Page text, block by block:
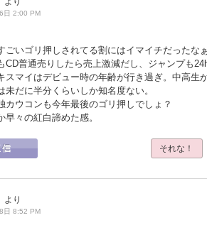
日 2:00 PM
ごいゴリ押しされてる割にはイマイチだったなぁ
CD普通売りしたら売上激減だし、ジャンプも
スマイはデビュー時の年齢が行き過ぎ。中高生
未だに半分くらいしか知名度ない。
カウコンも今年最後のゴリ押しでしょ？
早々の紅白諦めた感。
それな！
より
日 8:52 PM